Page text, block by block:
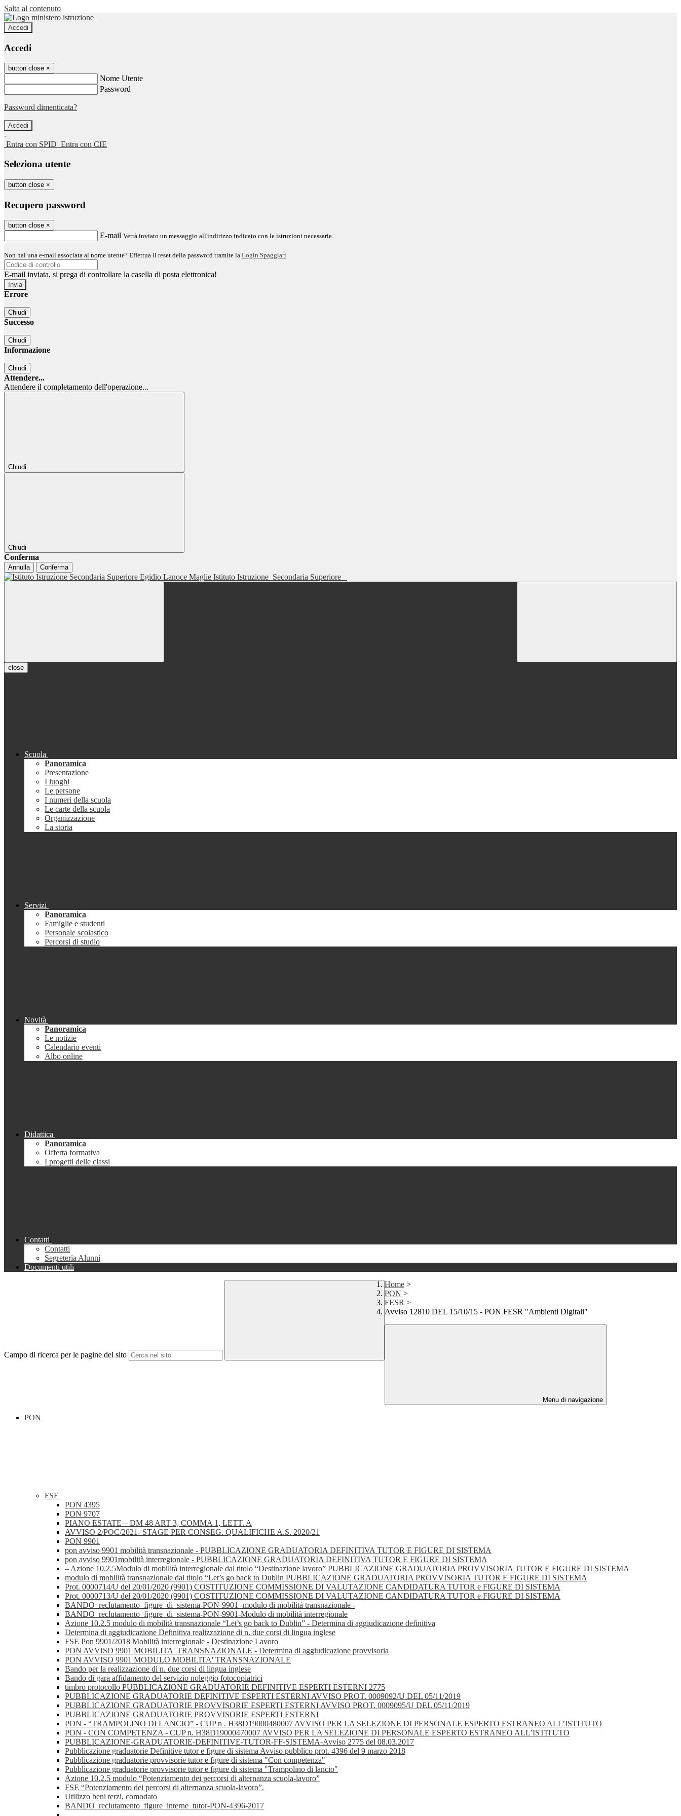
Salta al contenuto
Accedi
Accedi
button close ×
Nome Utente
Password
Password dimenticata?
-
Entra con SPID Entra con CIE
Seleziona utente
button close ×
Recupero password
button close ×
E-mail Verrà inviato un messaggio all'indirizzo indicato con le istruzioni necessarie.
Non hai una e-mail associata al nome utente? Effettua il reset della password tramite la Login Spaggiari
E-mail inviata, si prega di controllare la casella di posta elettronica!
Errore
Chiudi
Successo
Chiudi
Informazione
Chiudi
Attendere...
Attendere il completamento dell'operazione...
Chiudi
Chiudi
Conferma
Annulla Conferma
Istituto Istruzione Secondaria Superiore
close
Scuola
Panoramica
Presentazione
I luoghi
Le persone
I numeri della scuola
Le carte della scuola
Organizzazione
La storia
Servizi
Panoramica
Famiglie e studenti
Personale scolastico
Percorsi di studio
Novità
Panoramica
Le notizie
Calendario eventi
Albo online
Didattica
Panoramica
Offerta formativa
I progetti delle classi
Contatti
Contatti
Segreteria Alunni
Documenti utili
Campo di ricerca per le pagine del sito
Home >
PON >
FESR >
Avviso 12810 DEL 15/10/15 - PON FESR "Ambienti Digitali"
Menu di navigazione
PON
FSE
PON 4395
PON 9707
PIANO ESTATE – DM 48 ART 3, COMMA 1, LETT. A
AVVISO 2/POC/2021- STAGE PER CONSEG. QUALIFICHE A.S. 2020/21
PON 9901
pon avviso 9901 mobilità transnazionale - PUBBLICAZIONE GRADUATORIA DEFINITIVA TUTOR E FIGURE DI SISTEMA
pon avviso 9901mobilità interregionale - PUBBLICAZIONE GRADUATORIA DEFINITIVA TUTOR E FIGURE DI SISTEMA
– Azione 10.2.5Modulo di mobilità interregionale dal titolo “Destinazione lavoro” PUBBLICAZIONE GRADUATORIA PROVVISORIA TUTOR E FIGURE DI SISTEMA
modulo di mobilità transnazionale dal titolo “Let’s go back to Dublin PUBBLICAZIONE GRADUATORIA PROVVISORIA TUTOR E FIGURE DI SISTEMA
Prot. 0000714/U del 20/01/2020 (9901) COSTITUZIONE COMMISSIONE DI VALUTAZIONE CANDIDATURA TUTOR e FIGURE DI SISTEMA
Prot. 0000713/U del 20/01/2020 (9901) COSTITUZIONE COMMISSIONE DI VALUTAZIONE CANDIDATURA TUTOR e FIGURE DI SISTEMA
BANDO_reclutamento_figure_di_sistema-PON-9901 -modulo di mobilità transnazionale -
BANDO_reclutamento_figure_di_sistema-PON-9901-Modulo di mobilità interregionale
Azione 10.2.5 modulo di mobilità transnazionale “Let’s go back to Dublin” - Determina di aggiudicazione definitiva
Determina di aggiudicazione Definitiva realizzazione di n. due corsi di lingua inglese
FSE Pon 9901/2018 Mobilità interregionale - Destinazione Lavoro
PON AVVISO 9901 MOBILITA' TRANSNAZIONALE - Determina di aggiudicazione provvisoria
PON AVVISO 9901 MODULO MOBILITA' TRANSNAZIONALE
Bando per la realizzazione di n. due corsi di lingua inglese
Bando di gara affidamento del servizio noleggio fotocopiatrici
timbro protocollo PUBBLICAZIONE GRADUATORIE DEFINITIVE ESPERTI ESTERNI 2775
PUBBLICAZIONE GRADUATORIE DEFINITIVE ESPERTI ESTERNI AVVISO PROT. 0009092/U DEL 05/11/2019
PUBBLICAZIONE GRADUATORIE PROVVISORIE ESPERTI ESTERNI AVVISO PROT. 0009095/U DEL 05/11/2019
PUBBLICAZIONE GRADUATORIE PROVVISORIE ESPERTI ESTERNI
PON - “TRAMPOLINO DI LANCIO” - CUP n . H38D19000480007 AVVISO PER LA SELEZIONE DI PERSONALE ESPERTO ESTRANEO ALL’ISTITUTO
PON - CON COMPETENZA - CUP n. H38D19000470007 AVVISO PER LA SELEZIONE DI PERSONALE ESPERTO ESTRANEO ALL’ISTITUTO
PUBBLICAZIONE-GRADUATORIE-DEFINITIVE-TUTOR-FF-SISTEMA-Avviso 2775 del 08.03.2017
Pubblicazione graduatorie Definitive tutor e figure di sistema Avviso pubblico prot. 4396 del 9 marzo 2018
Pubblicazione graduatorie provvisorie tutor e figure di sistema "Con competenza"
Pubblicazione graduatorie provvisorie tutor e figure di sistema "Trampolino di lancio"
Azione 10.2.5 modulo “Potenziamento dei percorsi di alternanza scuola-lavoro”
FSE “Potenziamento dei percorsi di alternanza scuola-lavoro”.
Utilizzo beni terzi, comodato
BANDO_reclutamento_figure_interne_tutor-PON-4396-2017